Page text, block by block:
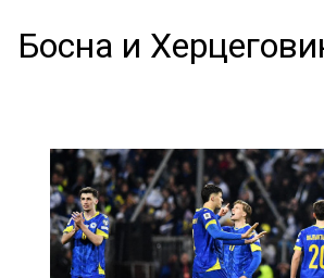
Босна и